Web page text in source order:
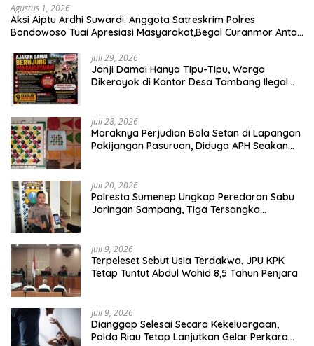
Agustus 1, 2026
Aksi Aiptu Ardhi Suwardi: Anggota Satreskrim Polres
Bondowoso Tuai Apresiasi Masyarakat,Begal Curanmor Antar
Juli 29, 2026
Janji Damai Hanya Tipu-Tipu, Warga
Dikeroyok di Kantor Desa Tambang Ilegal
Juli 28, 2026
Maraknya Perjudian Bola Setan di Lapangan
Pakijangan Pasuruan, Diduga APH Seakan
Juli 20, 2026
Polresta Sumenep Ungkap Peredaran Sabu
Jaringan Sampang, Tiga Tersangka
Juli 9, 2026
Terpeleset Sebut Usia Terdakwa, JPU KPK
Tetap Tuntut Abdul Wahid 8,5 Tahun Penjara
Juli 9, 2026
Dianggap Selesai Secara Kekeluargaan,
Polda Riau Tetap Lanjutkan Gelar Perkara